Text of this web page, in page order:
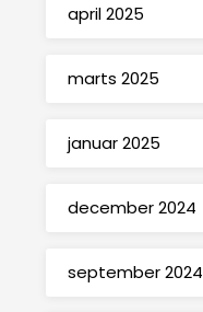
april 2025
marts 2025
januar 2025
december 2024
september 2024